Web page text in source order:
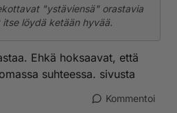
"ystäviensä" orastavia
löydä ketään hyvää.
Ehkä hoksaavat, että
suhteessa. sivusta
Kommentoi